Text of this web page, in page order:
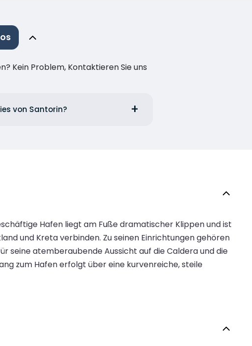
Kein Problem, Kontaktieren Sie uns
von Santorin?
Hafen liegt am Fuße dramatischer Klippen und ist
und Kreta verbinden. Zu seinen Einrichtungen gehören
seine atemberaubende Aussicht auf die Caldera und die
zum Hafen erfolgt über eine kurvenreiche, steile